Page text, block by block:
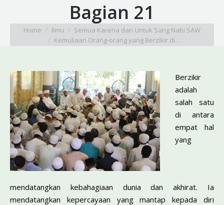
Bagian 21
You are here:
Home Ilmu
Semua Karena dan Untuk Sang Nabi SAW
Kemuliaan Orang-orang yang Berzikir di…
Berzikir
adalah
salah satu
di antara
empat hal
yang
mendatangkan kebahagiaan dunia dan akhirat. Ia
mendatangkan kepercayaan yang mantap kepada diri